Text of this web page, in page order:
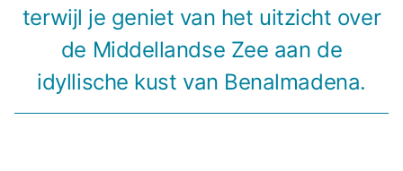
terwijl je geniet van het uitzicht over
de Middellandse Zee aan de
idyllische kust van Benalmadena.